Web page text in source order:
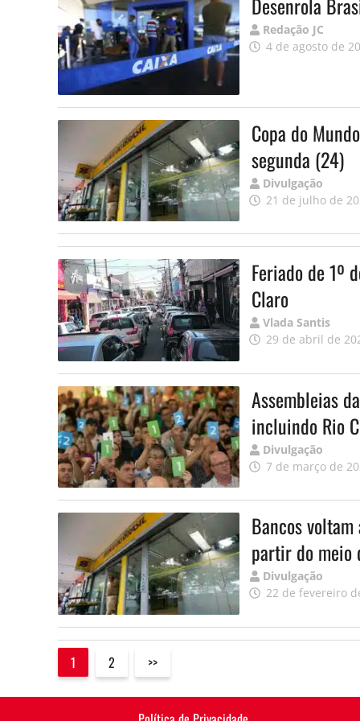
Desenrola
Publicado
por
Redação JC
4 de agosto de
Copa do
segunda (24)
Publicado
por
Divulgação
21 de julho de
Feriado de 1º
Claro
Publicado
por
Vlada Santis
29 de abril de
Assembleias
incluindo Rio
Publicado
por
Divulgação
7 de março de
Bancos
partir do meio
Publicado
por
Divulgação
22 de fevereiro
1 2 >>